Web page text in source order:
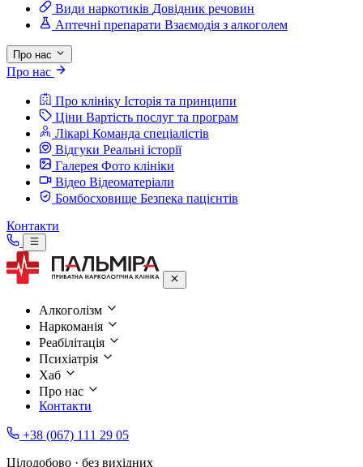
Види наркотиків Довідник речовин
Аптечні препарати Взаємодія з алкоголем
Про нас
Про нас
Про клініку Історія та принципи
Ціни Вартість послуг та програм
Лікарі Команда спеціалістів
Відгуки Реальні історії
Галерея Фото клініки
Відео Відеоматеріали
Бомбосховище Безпека пацієнтів
Контакти
Алкоголізм
Наркоманія
Реабілітація
Психіатрія
Хаб
Про нас
Контакти
+38 (067) 111 29 05
Цілодобово · без вихідних